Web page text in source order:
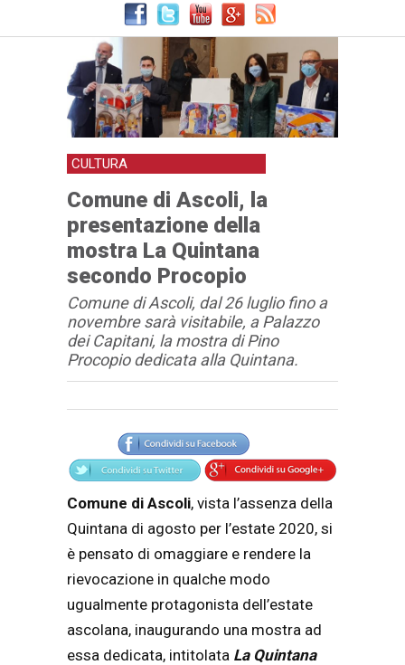
CULTURA
Comune di Ascoli, la
presentazione della
mostra La Quintana
secondo Procopio
Comune di Ascoli, dal 26 luglio fino a
novembre sarà visitabile, a Palazzo
dei Capitani, la mostra di Pino
Procopio dedicata alla Quintana.
Articolo
Testo articolo principale
Comune di Ascoli, vista l’assenza della
Quintana di agosto per l’estate 2020, si
è pensato di omaggiare e rendere la
rievocazione in qualche modo
ugualmente protagonista dell’estate
ascolana, inaugurando una mostra ad
essa dedicata, intitolata La Quintana